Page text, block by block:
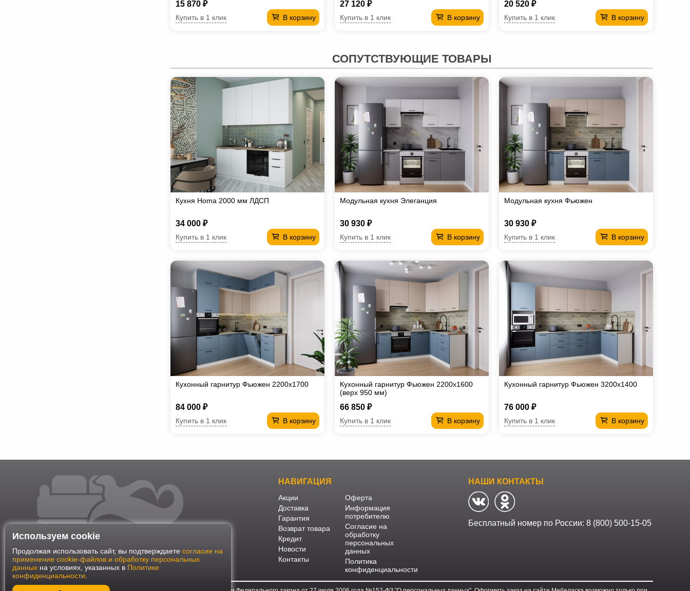
15 870 ₽
В корзину
Купить в 1 клик
27 120 ₽
В корзину
Купить в 1 клик
20 520 ₽
В корзину
Купить в 1 клик
СОПУТСТВУЮЩИЕ ТОВАРЫ
Кухня Homa 2000 мм ЛДСП
34 000 ₽
В корзину
Купить в 1 клик
Модульная кухня Элеганция
30 930 ₽
В корзину
Купить в 1 клик
Модульная кухня Фьюжен
30 930 ₽
В корзину
Купить в 1 клик
Кухонный гарнитур Фьюжен 2200х1700
84 000 ₽
В корзину
Купить в 1 клик
Кухонный гарнитур Фьюжен 2200х1600
(верх 950 мм)
66 850 ₽
В корзину
Купить в 1 клик
Кухонный гарнитур Фьюжен 3200х1400
76 000 ₽
В корзину
Купить в 1 клик
НАВИГАЦИЯ
Акции
Доставка
Гарантия
Возврат товара
Кредит
Новости
Контакты
Оферта
Информация
потребителю
Согласие на
обработку
персональных
данных
Политика
конфиденциальности
НАШИ КОНТАКТЫ
Бесплатный номер по России: 8 (800) 500-15-05
Используем cookie
Продолжая использовать сайт, вы подтверждаете согласие на
применение cookie-файлов и обработку персональных
данных на условиях, указанных в Политике
конфиденциальности